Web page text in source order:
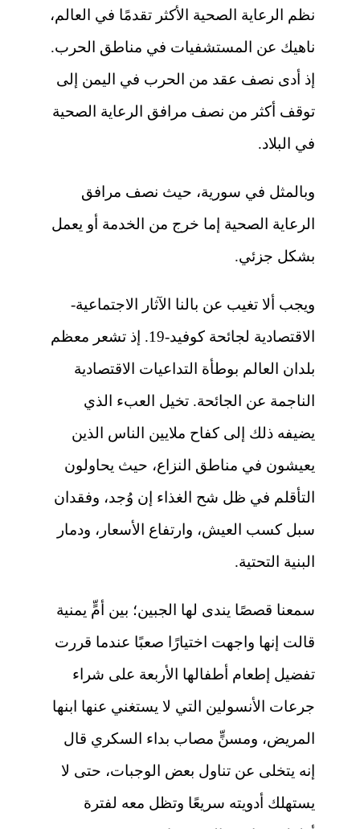
نظم الرعاية الصحية الأكثر تقدمًا في العالم،
ناهيك عن المستشفيات في مناطق الحرب.
إذ أدى نصف عقد من الحرب في اليمن إلى
توقف أكثر من نصف مرافق الرعاية الصحية
في البلاد.
وبالمثل في سورية، حيث نصف مرافق
الرعاية الصحية إما خرج من الخدمة أو يعمل
بشكل جزئي.
ويجب ألا تغيب عن بالنا الآثار الاجتماعية-
الاقتصادية لجائحة كوفيد-19. إذ تشعر معظم
بلدان العالم بوطأة التداعيات الاقتصادية
الناجمة عن الجائحة. تخيل العبء الذي
يضيفه ذلك إلى كفاح ملايين الناس الذين
يعيشون في مناطق النزاع، حيث يحاولون
التأقلم في ظل شح الغذاء إن وُجد، وفقدان
سبل كسب العيش، وارتفاع الأسعار، ودمار
البنية التحتية.
سمعنا قصصًا يندى لها الجبين؛ بين أمٍّ يمنية
قالت إنها واجهت اختيارًا صعبًا عندما قررت
تفضيل إطعام أطفالها الأربعة على شراء
جرعات الأنسولين التي لا يستغني عنها ابنها
المريض، ومسنٍّ مصاب بداء السكري قال
إنه يتخلى عن تناول بعض الوجبات، حتى لا
يستهلك أدويته سريعًا وتظل معه لفترة